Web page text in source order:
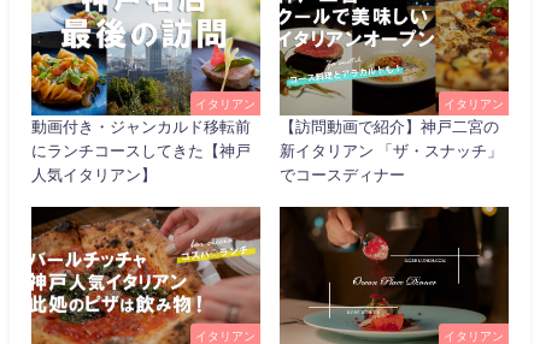
イタリアン
動画付き・ジャンカルド移転前
にランチコースしてきた【神戸
人気イタリアン】
イタリアン
【訪問動画で紹介】神戸二宮の
新イタリアン 「ザ・スナッチ」
でコースディナー
イタリアン イタリアン